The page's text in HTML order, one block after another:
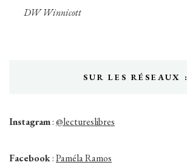
DW Winnicott
SUR LES RÉSEAUX :
Instagram:@lectureslibres
Facebook:Paméla Ramos